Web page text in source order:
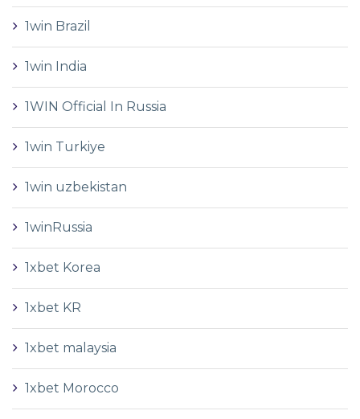
1win Brazil
1win India
1WIN Official In Russia
1win Turkiye
1win uzbekistan
1winRussia
1xbet Korea
1xbet KR
1xbet malaysia
1xbet Morocco